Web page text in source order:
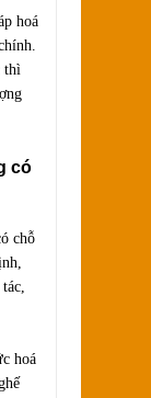
hoá
thì
có
chỗ
hoá